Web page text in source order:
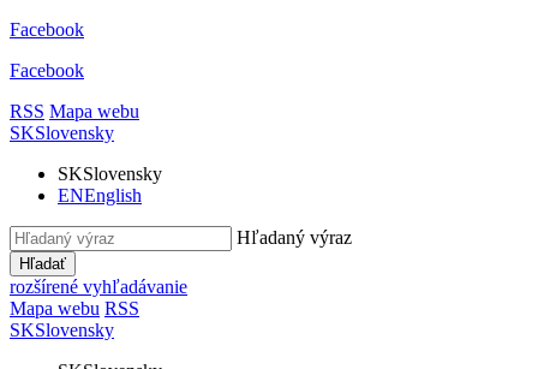
Facebook
Facebook
RSS Mapa webu
SKSlovensky
SKSlovensky
ENEnglish
Hľadaný výraz
Hľadať
rozšírené vyhľadávanie
Mapa webu RSS
SKSlovensky